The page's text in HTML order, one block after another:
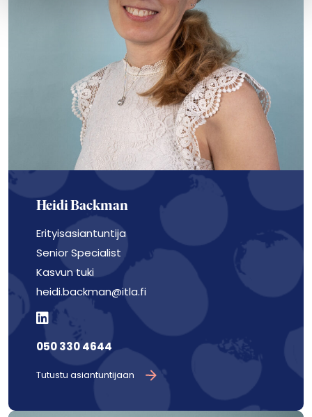
Heidi Backman
Erityisasiantuntija
Senior Specialist
Kasvun tuki
heidi.backman@itla.fi
050 330 4644
Tutustu asiantuntijaan